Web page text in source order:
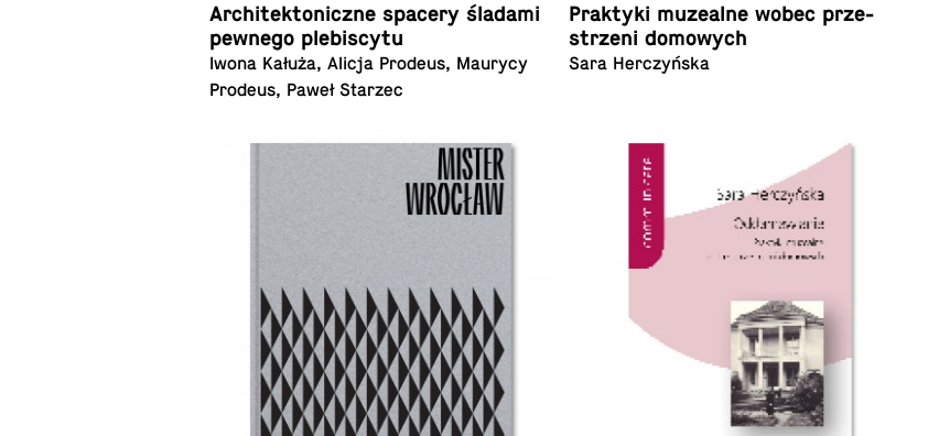
Ar­chi­tek­to­nicz­ne spacery śladami
pewnego plebiscytu
Iwona Kałuża, Alicja Prodeus, Maurycy
Prodeus, Paweł Starzec
Prak­ty­ki mu­ze­al­ne wobec prze­
strze­ni domowych
Sara Herczyńska